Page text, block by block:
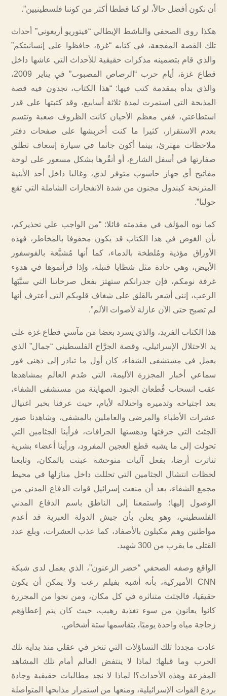
أن نكون أفضل حالاً، لو كنا قططا أكثر من كوننا فلسطينيين”.
هكذا روى الصحفي والناشط الإيطالي “فيتوريو أريغوني” أحداث
تلك القصة المفجعة، في كتابه “غزة، حافظوا على إنسانيتكم”
والذي قام بتضمينه مذكرات حقيقية للأحداث التي عاشها داخل
قطاع غزة، أيام حرب “الرصاص المصبوب” في يناير 2009،
والذي بدأه بمقدمة كتب فيها: “هذا الكتاب، تجدون فيه قصة
المذبحة التي استمرت لمدة ثلاثة أسابيع، وقد كتبتها على قدر
استطاعتي، ففي معظم الأحيان كانت الظروف صعبة وتتسم
بعدم الاستقرار، كثيرا ما كنت أخربشها على صفحات دفتر
ملاحظات مهترئ، بينما أكون جاثما في سيارة إسعاف تطلق
صفارتها في أسفل الشارع، أو أنقُرها بشكل مسعور على لوحة
مفاتيح أي جهاز حاسوب متوفر لدي، وغالبا داخل أحد الأبنية
المترنحة كبندول مجنون من شدة الانفجارات الشاملة التي تقع
حولنا”.
كما نوه المؤلف في مقدمته قائلا: “من الواجب علي تحذيركم،
بأن الغوص في هذا الكتاب قد يكون محفوفا بالمخاطر، فهذه
الأوراق مؤذية ومُلطخة بالدماء، كما أنها مُشبَّعة بالفوسفور
الأبيض، وهي حادة مثل شظايا قنبلة، وإذا قرأتموها في هدوء
غرفة نومكم، فإن جدرانكم ستهتز بفعل صرخاتنا التي سبَّبَها
الرعب، إنني أشعر بالقلق على شغاف قلوبكم التي أعترف أنها
لم تصبح حتى الآن عازلة لأصوات الألم”.
هذا الكتاب الفريد، والذي يسرد بعضا من مآسي قطاع غزة على
يد الاحتلال الإسرائيلي، وقصة الجرَّاح الفلسطيني “جمال” الذي
يعمل في مستشفى الشفاء، كان أول ما تبادر إلى ذهني فور
سماعي أخبار المجزرة الأليمة، التي صُدم العالم بمشاهدها
عقب انسحاب قُطعان الجنود الصهاينة من مستشفى الشفاء،
بعد اجتياحه وتدميره واحتلاله لأيام، حيث عرفنا بخبر اغتيال
عشرات الأطباء والمرضى والعاملين بالمشفى، وشاهدنا صور
الجثث التي جرفتها ودهستها الجرافات، فرأينا الجثامين التي
تحولت إلى ما يشبه قطع العجين المفرود، ورأينا أعضاء بشرية
تناثرت أرضا، بفعل آليات متوحشة عبثت بالمكان، وتابعنا
لحظات انتشال الجثامين التي تحللت داخل منازلها في محيط
مجمع الشفاء، بعد أن منعت إسرائيل قوات الدفاع المدني من
الوصول إليها؛ واستمعنا إلى الناطق باسم الدفاع المدني
الفلسطيني، وهو يعلن بأن جيش الدولة العبرية قد أعدم
مواطنين وهم مكبلون بالأصفاد، كما عذب العشرات، وبلغ عدد
القتلى ما يقرب من 300 شهيد.
الواقع وصفه الصحفي “خضر الزعنون”، الذي يعمل لدى شبكة
CNN الأميركية، بأنه أشبه بفيلم رعب ولا يمكن أن يكون
حقيقيا، فالجثث متناثرة في كل مكان، ومن نجوا من المجزرة
كانوا يعانون من سوء تغذية رهيب، حيث كان يتم إعطاؤهم
زجاجة مياه واحدة يوميًا، يتقاسمها ستة أشخاص.
عادت مجددا تلك التساؤلات التي تنخر في عقلي منذ بداية تلك
الحرب وما قبلها: لماذا لا ينتفض العالم أمام تلك المشاهد
المفزعة وهذه الأحداث؟! لماذا لا نجد مطالبات حقيقية وجادة
بردع القوات الإسرائيلية، ومنعها من استمرار مذابحها المتواصلة